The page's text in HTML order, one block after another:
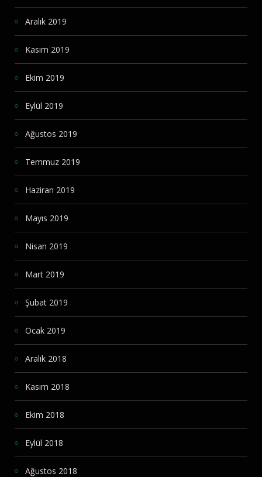
Aralık 2019
Kasım 2019
Ekim 2019
Eylül 2019
Ağustos 2019
Temmuz 2019
Haziran 2019
Mayıs 2019
Nisan 2019
Mart 2019
Şubat 2019
Ocak 2019
Aralık 2018
Kasım 2018
Ekim 2018
Eylül 2018
Ağustos 2018